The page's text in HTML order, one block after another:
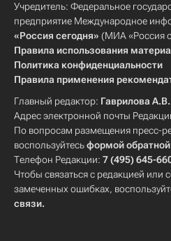
Учредитель: Федеральное
предприятие Международное
«Россия сегодня» (МИА «Россия
Правила использования
Политика конфиденциальности
Правила применения
Главный редактор: Гаврилова А.В.
Адрес электронной почты
По вопросам размещения пресс-
воспользуйтесьформой
Телефон Редакции: 7 (495) 645-
Чтобы связаться с редакцией или
замеченных ошибках,
связи.